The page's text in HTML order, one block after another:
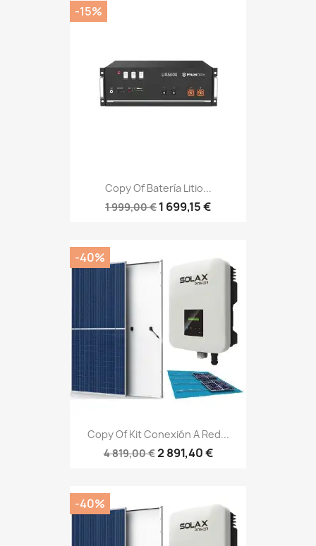
Copy Of Batería Litio...
1 999,00 € 1 699,15 €
-15%
Copy Of Kit Conexión A Red...
4 819,00 €2 891,40 €
-40%
-40%